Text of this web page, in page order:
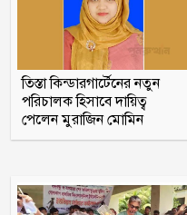
তিস্তা কিন্ডারগার্টেনের নতুন
পরিচালক হিসাবে দায়িত্ব
পেলেন মুরাজিন মোমিন